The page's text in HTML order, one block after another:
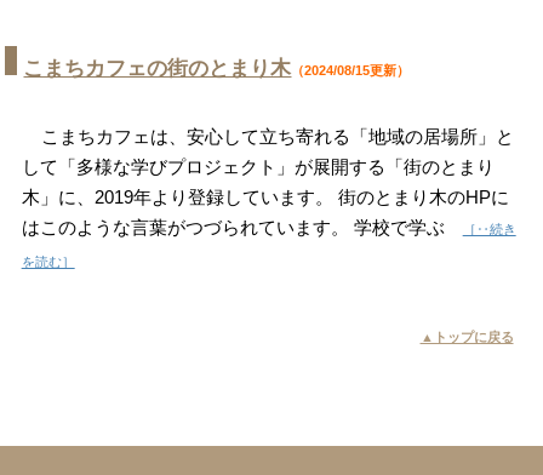
こまちカフェの街のとまり木 （2024/08/15更新）
こまちカフェは、安心して立ち寄れる「地域の居場所」と
して「多様な学びプロジェクト」が展開する「街のとまり
木」に、2019年より登録しています。 街のとまり木のHPに
はこのような言葉がつづられています。 学校で学ぶ
［‥続き
を読む］
▲トップに戻る